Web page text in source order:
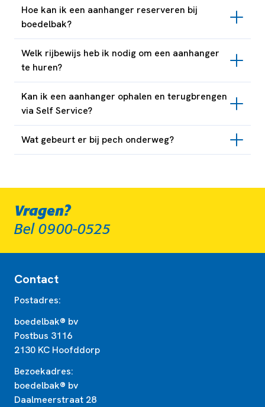
Hoe kan ik een aanhanger reserveren bij
boedelbak?
Welk rijbewijs heb ik nodig om een aanhanger
te huren?
Kan ik een aanhanger ophalen en terugbrengen
via Self Service?
Wat gebeurt er bij pech onderweg?
Vragen?
Bel 0900-0525
Contact
Postadres:
boedelbak® bv
Postbus 3116
2130 KC Hoofddorp
Bezoekadres:
boedelbak® bv
Daalmeerstraat 28